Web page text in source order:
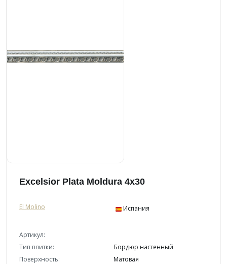
Excelsior Plata Moldura 4x30
El Molino Испания
Артикул:
Тип плитки:
Бордюр настенный
Поверхность:
Матовая